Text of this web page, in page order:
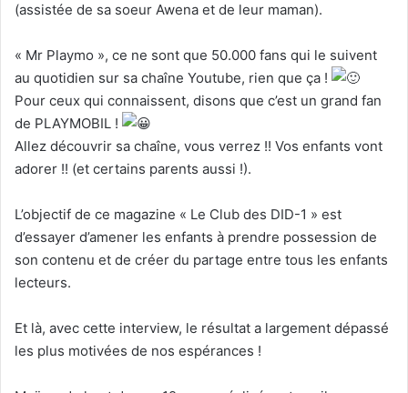
(assistée de sa soeur Awena et de leur maman).
« Mr Playmo », ce ne sont que 50.000 fans qui le suivent
au quotidien sur sa chaîne Youtube, rien que ça !
Pour ceux qui connaissent, disons que c’est un grand fan
de PLAYMOBIL !
Allez découvrir sa chaîne, vous verrez !! Vos enfants vont
adorer !! (et certains parents aussi !).
L’objectif de ce magazine « Le Club des DID-1 » est
d’essayer d’amener les enfants à prendre possession de
son contenu et de créer du partage entre tous les enfants
lecteurs.
Et là, avec cette interview, le résultat a largement dépassé
les plus motivées de nos espérances !